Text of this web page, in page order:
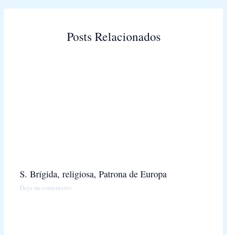
Posts Relacionados
S. Brígida, religiosa, Patrona de Europa
Deja un comentario